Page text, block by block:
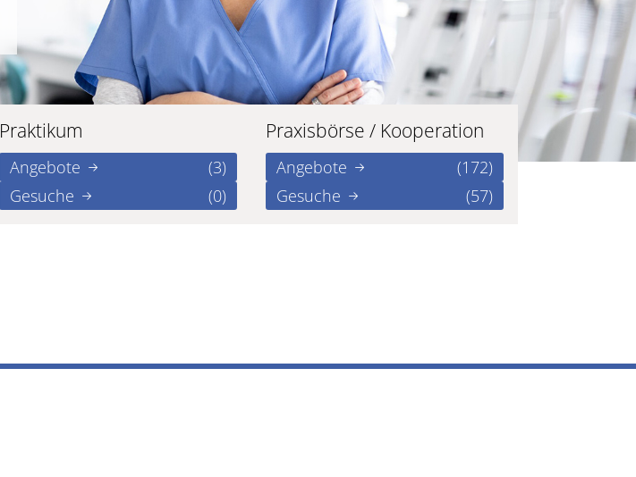
Praktikum
Angebote
(3)
Gesuche
(0)
Praxisbörse / Kooperation
Angebote
(172)
Gesuche
(57)